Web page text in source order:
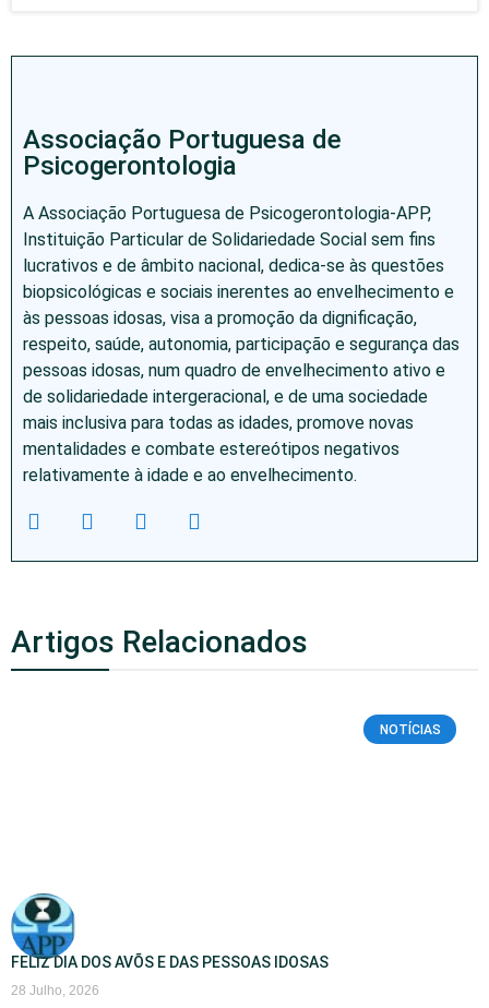
Associação Portuguesa de
Psicogerontologia
A Associação Portuguesa de Psicogerontologia-APP,
Instituição Particular de Solidariedade Social sem fins
lucrativos e de âmbito nacional, dedica-se às questões
biopsicológicas e sociais inerentes ao envelhecimento e
às pessoas idosas, visa a promoção da dignificação,
respeito, saúde, autonomia, participação e segurança das
pessoas idosas, num quadro de envelhecimento ativo e
de solidariedade intergeracional, e de uma sociedade
mais inclusiva para todas as idades, promove novas
mentalidades e combate estereótipos negativos
relativamente à idade e ao envelhecimento.
Artigos Relacionados
NOTÍCIAS
FELIZ DIA DOS AVÕS E DAS PESSOAS IDOSAS
28 Julho, 2026